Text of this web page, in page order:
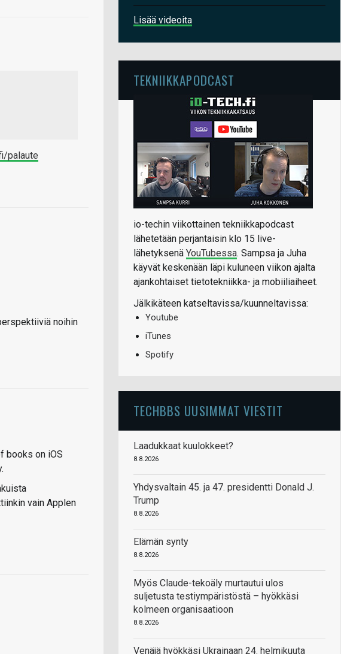
palaute
noihin
books on iOS
vain Applen
Lisää videoita
TEKNIIKKAPODCAST
io-techin viikottainen tekniikkapodcast
lähetetään perjantaisin klo 15 live-
lähetyksenä YouTubessa. Sampsa ja Juha
käyvät keskenään läpi kuluneen viikon ajalta
ajankohtaiset tietotekniikka- ja mobiiliaiheet.
Jälkikäteen katseltavissa/kuunneltavissa:
Youtube
iTunes
Spotify
TECHBBS UUSIMMAT VIESTIT
Laadukkaat kuulokkeet?
8.8.2026
Yhdysvaltain 45. ja 47. presidentti Donald J.
Trump
8.8.2026
Elämän synty
8.8.2026
Myös Claude-tekoäly murtautui ulos
suljetusta testiympäristöstä – hyökkäsi
kolmeen organisaatioon
8.8.2026
Venäjä hyökkäsi Ukrainaan 24. helmikuuta